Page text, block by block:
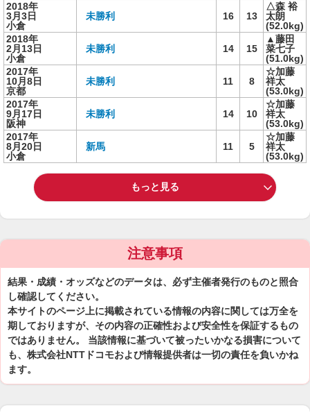
2018年
3月3日
小倉
未勝利 16 13
△森 裕
太朗
(52.0kg)
2018年
2月13日
小倉
未勝利 14 15
▲藤田
菜七子
(51.0kg)
2017年
10月8日
京都
未勝利 11 8
☆加藤
祥太
(53.0kg)
2017年
9月17日
阪神
未勝利 14 10
☆加藤
祥太
(53.0kg)
2017年
8月20日
小倉
新馬 11 5
☆加藤
祥太
(53.0kg)
もっと見る
注意事項
結果・成績・オッズなどのデータは、必ず主催者発行のものと照合
し確認してください。
本サイトのページ上に掲載されている情報の内容に関しては万全を
期しておりますが、その内容の正確性および安全性を保証するもの
ではありません。 当該情報に基づいて被ったいかなる損害について
も、株式会社NTTドコモおよび情報提供者は一切の責任を負いかね
ます。